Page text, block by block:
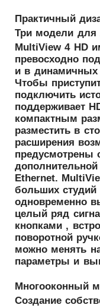
Практичный
Три модели для
MultiView 4 HD
превосходно
и в динамичных
Чтобы
подключить
поддерживает
компактным
разместить в
расширения
предусмотрены
Ethernet.
больших
одновременно
целый ряд
кнопками ,
поворотной
можно менять
параметры и
Многооконный
Создание